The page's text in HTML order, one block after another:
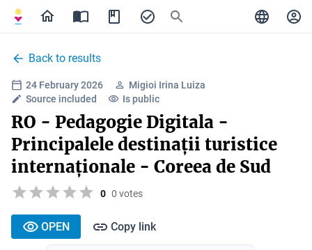
Back to results
24 February 2026
Migioi Irina Luiza
Source included
Is public
RO - Pedagogie Digitala -
Principalele destinații turistice
internaționale - Coreea de Sud
0 0 votes
OPEN Copy link